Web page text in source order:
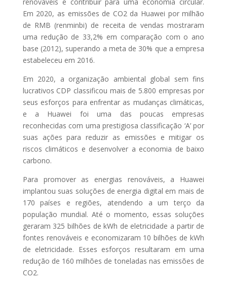
Em 2020, as emissões de CO2 da Huawei por milhão
de RMB (renminbi) de receita de vendas mostraram
uma redução de 33,2% em comparação com o ano
base (2012), superando a meta de 30% que a empresa
estabeleceu em 2016.
Em 2020, a organização ambiental global sem fins
lucrativos CDP classificou mais de 5.800 empresas por
seus esforços para enfrentar as mudanças climáticas,
e a Huawei foi uma das poucas empresas
reconhecidas com uma prestigiosa classificação ‘A’ por
suas ações para reduzir as emissões e mitigar os
riscos climáticos e desenvolver a economia de baixo
carbono.
Para promover as energias renováveis, a Huawei
implantou suas soluções de energia digital em mais de
170 países e regiões, atendendo a um terço da
população mundial. Até o momento, essas soluções
geraram 325 bilhões de kWh de eletricidade a partir de
fontes renováveis ​​e economizaram 10 bilhões de kWh
de eletricidade. Esses esforços resultaram em uma
redução de 160 milhões de toneladas nas emissões de
CO2.